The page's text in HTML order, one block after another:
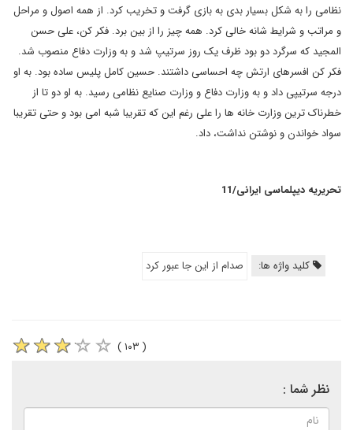
نظامی را به شکل بسیار بدی به بازی گرفت و تخریب کرد. از همه اصول و مراحل
و مراتب و شرایط شانه خالی کرد. همه چیز را از بین برد. فکر کن، علی حسن
المجید که سرگرد دو بود ظرف یک روز سرتیپ شد و به وزارت دفاع منصوب شد.
فکر کن افسرهای ارتش چه احساسی داشتند. حسین کامل پلیس ساده بود. به او
درجه سرتیپی داد و به وزارت دفاع و وزارت صنایع نظامی رسید. به او دو تا از
خطرناک ترین وزارت خانه ها را علی رغم این که تقریبا شبه امی بود و حتی تقریبا
سواد خواندن و نوشتن نداشت، داد.
تحریریه دیپلماسی ایرانی/11
کلید واژه ها: صدام از این جا عبور کرد
( ۱۰۳ )
نظر شما :